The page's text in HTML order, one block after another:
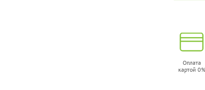
Оплата
картой 0%